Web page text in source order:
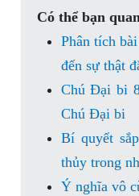
Có thể bạn
Phân tích
đến sự thật
Chú Đại bi
Chú Đại bi
Bí quyết
thủy trong
Ý nghĩa vô